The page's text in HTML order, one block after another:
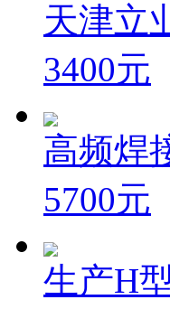
天津立
3400元
高频焊
5700元
生产H